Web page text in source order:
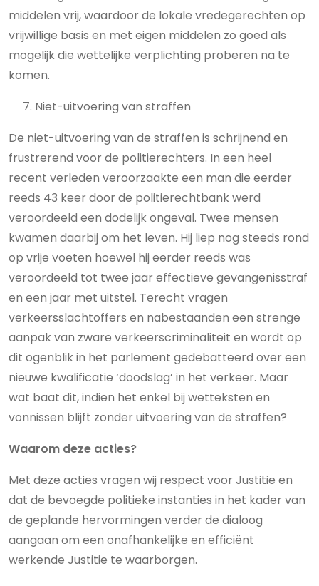
middelen vrij, waardoor de lokale vredegerechten op
vrijwillige basis en met eigen middelen zo goed als
mogelijk die wettelijke verplichting proberen na te
komen.
7. Niet-uitvoering van straffen
De niet-uitvoering van de straffen is schrijnend en
frustrerend voor de politierechters. In een heel
recent verleden veroorzaakte een man die eerder
reeds 43 keer door de politierechtbank werd
veroordeeld een dodelijk ongeval. Twee mensen
kwamen daarbij om het leven. Hij liep nog steeds rond
op vrije voeten hoewel hij eerder reeds was
veroordeeld tot twee jaar effectieve gevangenisstraf
en een jaar met uitstel. Terecht vragen
verkeersslachtoffers en nabestaanden een strenge
aanpak van zware verkeerscriminaliteit en wordt op
dit ogenblik in het parlement gedebatteerd over een
nieuwe kwalificatie ‘doodslag’ in het verkeer. Maar
wat baat dit, indien het enkel bij wetteksten en
vonnissen blijft zonder uitvoering van de straffen?
Waarom deze acties?
Met deze acties vragen wij respect voor Justitie en
dat de bevoegde politieke instanties in het kader van
de geplande hervormingen verder de dialoog
aangaan om een onafhankelijke en efficiënt
werkende Justitie te waarborgen.